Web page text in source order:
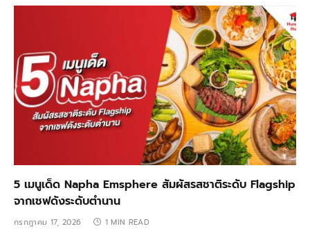
5 เมนูเด็ด Napha Emsphere สัมผัสรสชาติระดับ Flagship
จากเชฟดังระดับตำนาน
กรกฎาคม 17, 2026 1 MIN READ